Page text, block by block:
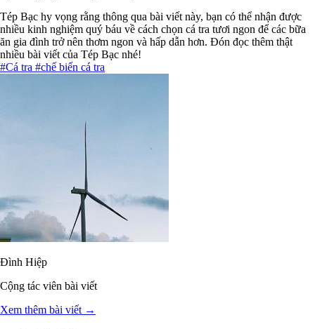
Tép Bạc hy vọng rằng thông qua bài viết này, bạn có thể nhận được
nhiều kinh nghiệm quý báu về cách chọn cá tra tươi ngon để các bữa
ăn gia đình trở nên thơm ngon và hấp dẫn hơn. Đón đọc thêm thật
nhiều bài viết của Tép Bạc nhé!
#Cá tra #chế biến cá tra
Đình Hiệp
Cộng tác viên bài viết
Xem thêm bài viết →